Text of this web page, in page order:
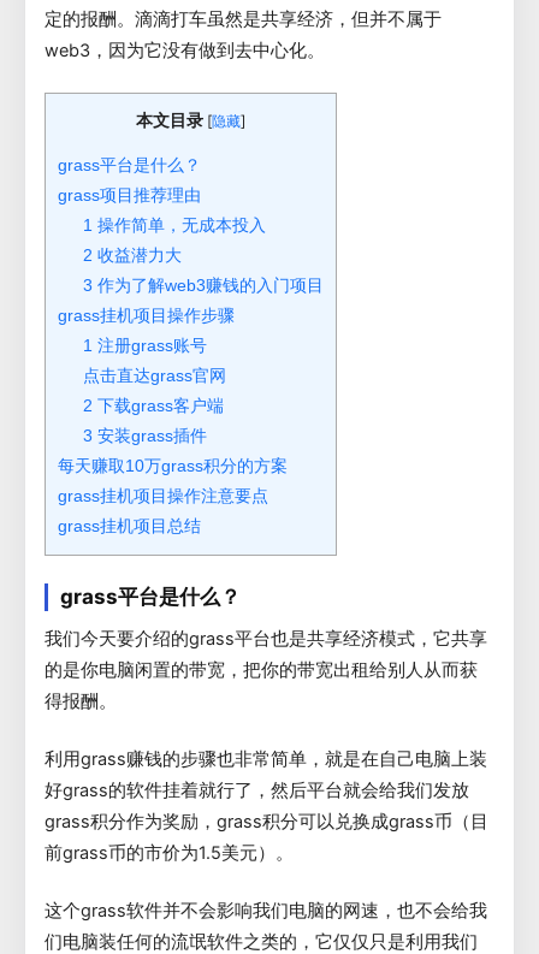
定的报酬。滴滴打车虽然是共享经济，但并不属于
web3，因为它没有做到去中心化。
本文目录 [隐藏]
grass平台是什么？
grass项目推荐理由
1 操作简单，无成本投入
2 收益潜力大
3 作为了解web3赚钱的入门项目
grass挂机项目操作步骤
1 注册grass账号
点击直达grass官网
2 下载grass客户端
3 安装grass插件
每天赚取10万grass积分的方案
grass挂机项目操作注意要点
grass挂机项目总结
grass平台是什么？
我们今天要介绍的grass平台也是共享经济模式，它共享
的是你电脑闲置的带宽，把你的带宽出租给别人从而获
得报酬。
利用grass赚钱的步骤也非常简单，就是在自己电脑上装
好grass的软件挂着就行了，然后平台就会给我们发放
grass积分作为奖励，grass积分可以兑换成grass币（目
前grass币的市价为1.5美元）。
这个grass软件并不会影响我们电脑的网速，也不会给我
们电脑装任何的流氓软件之类的，它仅仅只是利用我们